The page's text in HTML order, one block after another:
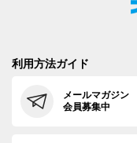
利用方法ガイド
メールマガジン
会員募集中